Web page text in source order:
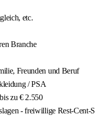
etc.
Branche
Freunden und Beruf
/ PSA
zu € 2.550
- freiwillige Rest-Cent-